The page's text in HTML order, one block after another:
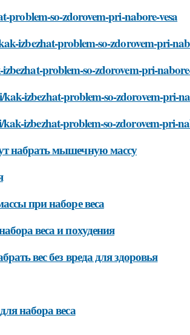
problem-so-zdorovem-pri-nabore-vesa
izbezhat-problem-so-zdorovem-pri-
problem-so-zdorovem-pri-
izbezhat-problem-so-zdorovem-pri-
izbezhat-problem-so-zdorovem-pri-
набрать мышечную массу
при наборе веса
веса и похудения
вес без вреда для здоровья
набора веса